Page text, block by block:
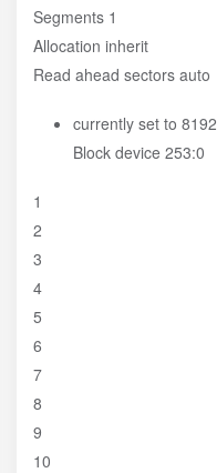
Segments 1
Allocation inherit
Read ahead sectors auto
currently set to 8192
Block device 253:0
1
2
3
4
5
6
7
8
9
10